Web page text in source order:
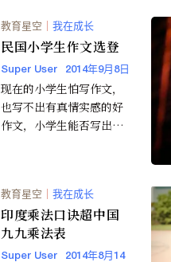
少年，他的身心有了很
大...
教育星空 ｜ 我在成长
民国小学生作文选登
Super User 2014年9月8日
现在的小学生怕写作文，
也写不出有真情实感的好
作文，小学生能否写出充
教育星空 ｜ 我在成长
印度乘法口诀超中国
九九乘法表
Super User
2014年8月14